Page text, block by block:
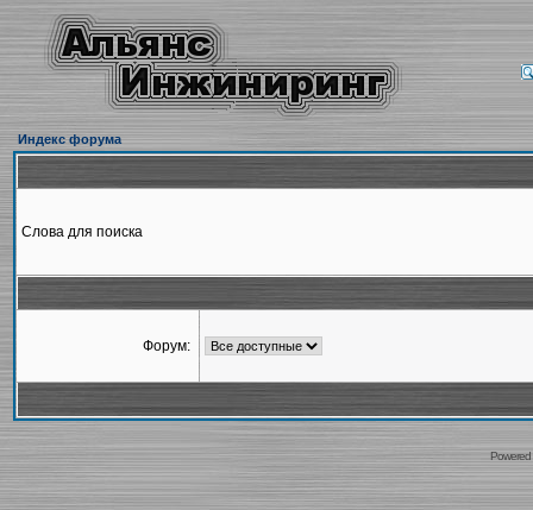
Индекс форума
Слова для поиска
Форум: